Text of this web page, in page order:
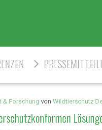
& Forschung von Wildtierschutz